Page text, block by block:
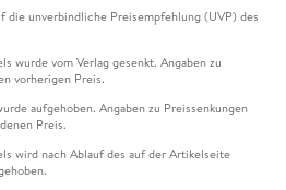
die unverbindliche Preisempfehlung (UVP) des
wurde vom Verlag gesenkt. Angaben zu
vorherigen Preis.
aufgehoben. Angaben zu Preissenkungen
Preis.
wird nach Ablauf des auf der Artikelseite